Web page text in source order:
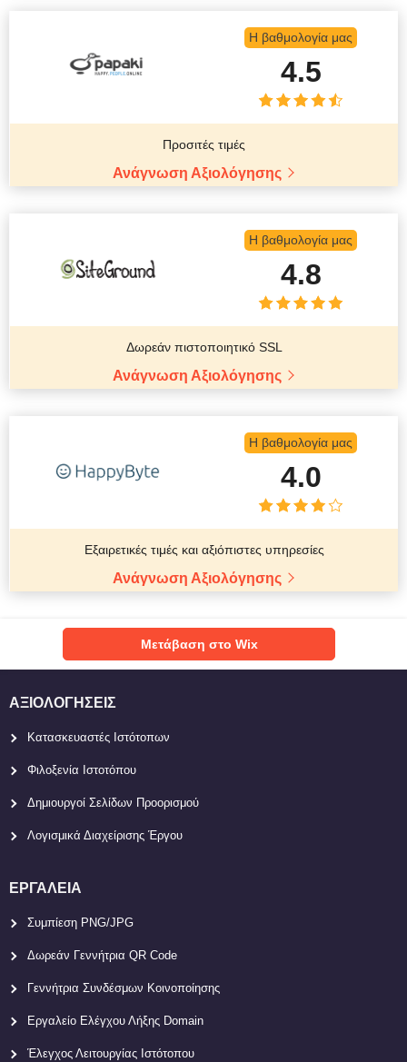
Η βαθμολογία μας
4.5
Προσιτές τιμές
Ανάγνωση Αξιολόγησης
Η βαθμολογία μας
4.8
Δωρεάν πιστοποιητικό SSL
Ανάγνωση Αξιολόγησης
Η βαθμολογία μας
4.0
Εξαιρετικές τιμές και αξιόπιστες υπηρεσίες
Ανάγνωση Αξιολόγησης
Μετάβαση στο Wix
ΑΞΙΟΛΟΓΉΣΕΙΣ
Κατασκευαστές Ιστότοπων
Φιλοξενία Ιστοτόπου
Δημιουργοί Σελίδων Προορισμού
Λογισμικά Διαχείρισης Έργου
ΕΡΓΑΛΕΊΑ
Συμπίεση PNG/JPG
Δωρεάν Γεννήτρια QR Code
Γεννήτρια Συνδέσμων Κοινοποίησης
Εργαλείο Ελέγχου Λήξης Domain
Έλεγχος Λειτουργίας Ιστότοπου